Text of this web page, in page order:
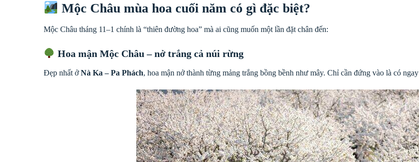
Mộc Châu mùa hoa cuối năm có gì đặc biệt?
Mộc Châu tháng 11–1 chính là “thiên đường hoa” mà ai cũng muốn một lần đặt chân đến:
Hoa mận Mộc Châu – nở trắng cả núi rừng
Đẹp nhất ởNà Ka – Pa Phách, hoa mận nở thành từng mảng trắng bồng bềnh như mây. Chỉ cần đứng vào là có ngay